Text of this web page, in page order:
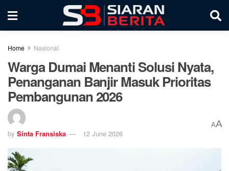
Home Nasional
Warga Dumai Menanti Solusi Nyata,
Penanganan Banjir Masuk Prioritas
Pembangunan 2026
by Sinta Fransiska 12 June 2026
AA